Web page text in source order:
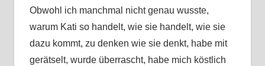
Obwohl ich manchmal nicht genau wusste,
warum Kati so handelt, wie sie handelt, wie sie
dazu kommt, zu denken wie sie denkt, habe mit
gerätselt, wurde überrascht, habe mich köstlich